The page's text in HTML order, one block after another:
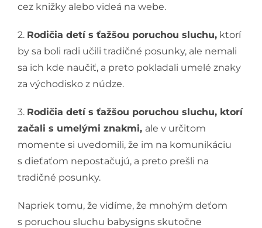
cez knižky alebo videá na webe.
2. Rodičia detí s ťažšou poruchou sluchu,ktorí
by sa boli radi učili tradičné posunky, ale nemali
sa ich kde naučiť, a preto pokladali umelé znaky
za východisko z núdze.
3. Rodičia detí s ťažšou poruchou sluchu, ktorí
začali s umelými znakmi, ale v určitom
momente si uvedomili, že im na komunikáciu
s dieťaťom nepostačujú, a preto prešli na
tradičné posunky.
Napriek tomu, že vidíme, že mnohým deťom
s poruchou sluchu babysigns skutočne